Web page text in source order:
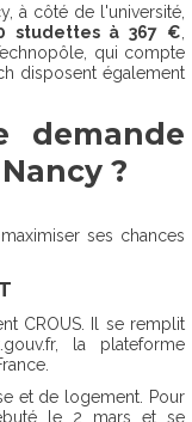
à côté de l'université,
studettes à 367 €
qui compte
disposent également
demande
?
ses chances
CROUS. Il se remplit
la plateforme
et de logement. Pour
le 2 mars et se